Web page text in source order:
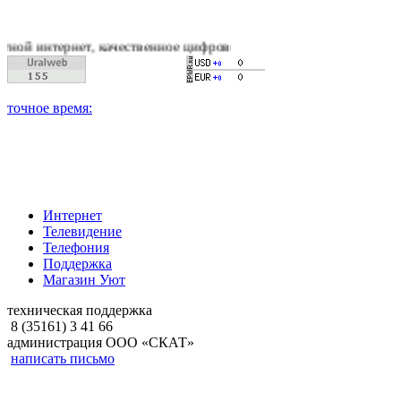
качественное цифровое и кабельное телевиденье,
Интернет
Телевидение
Телефония
Поддержка
Магазин Уют
техническая поддержка
8 (35161) 3 41 66
администрация ООО «СКАТ»
написать письмо